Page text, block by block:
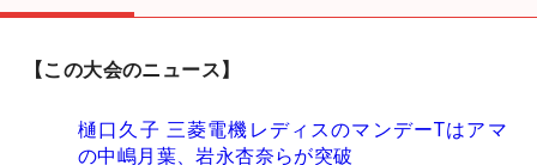
【この大会のニュース】
樋口久子 三菱電機レディスのマンデーTはアマ
の中嶋月葉、岩永杏奈らが突破